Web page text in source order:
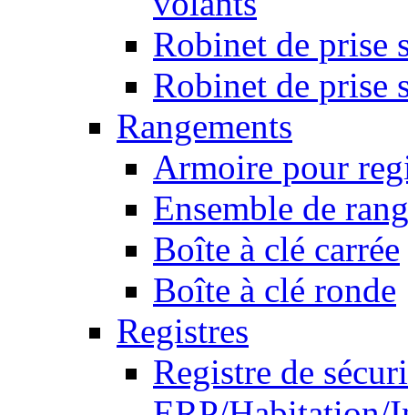
Robinet de prise
Robinet de prise
Rangements
Armoire pour
Ensemble de
Boîte à clé carrée
Boîte à clé ronde
Registres
Registre de